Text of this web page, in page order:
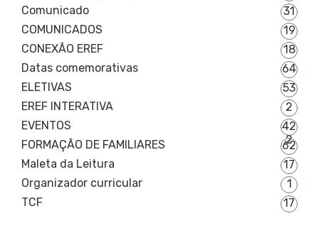
Comunicado
31
COMUNICADOS
19
CONEXÃO EREF
18
Datas comemorativas
64
ELETIVAS
53
EREF INTERATIVA
2
EVENTOS
42
2
FORMAÇÃO DE FAMILIARES
62
Maleta da Leitura
17
Organizador curricular
1
TCF
17